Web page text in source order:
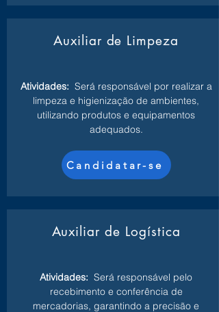
Auxiliar de Limpeza
Atividades: Será responsável por realizar a
limpeza e higienização de ambientes,
utilizando produtos e equipamentos
adequados.
Candidatar-se
Auxiliar de Logística
Atividades: Será responsável pelo
recebimento e conferência de
mercadorias, garantindo a precisão e